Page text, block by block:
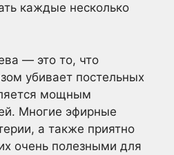
каждые несколько
— это то, что
убивает постельных
мощным
Многие эфирные
а также приятно
очень полезными для